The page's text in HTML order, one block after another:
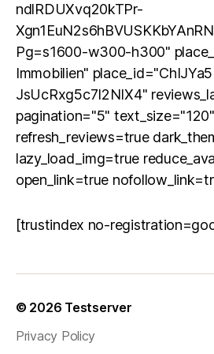
ndlRDUXvq20kTPr-
Pg=s1600-w300-h300"
Immobilien"
JsUcRxg5c7I2NIX4"
pagination="5" text_size="120"
refresh_reviews=true
lazy_load_img=true
open_link=true
[trustindex no-
© 2026 Testserver
Privacy Policy